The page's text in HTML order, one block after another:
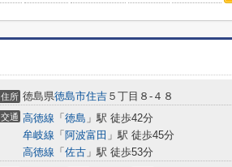
住所 徳島県徳島市住吉 ５丁目８-４８
交通 高徳線 「 徳島 」駅 徒歩42分
牟岐線 「 阿波富田 」駅 徒歩45分
高徳線 「 佐古 」駅 徒歩53分